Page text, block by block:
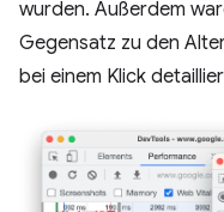
wurden. Außerdem
Gegensatz zu den
bei einem Klick